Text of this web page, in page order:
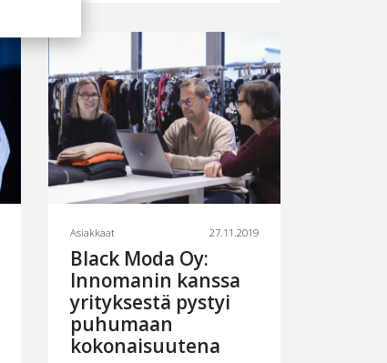
Asiakkaat 27.11.2019
Black Moda Oy:
Innomanin kanssa
yrityksestä pystyi
puhumaan
kokonaisuutena